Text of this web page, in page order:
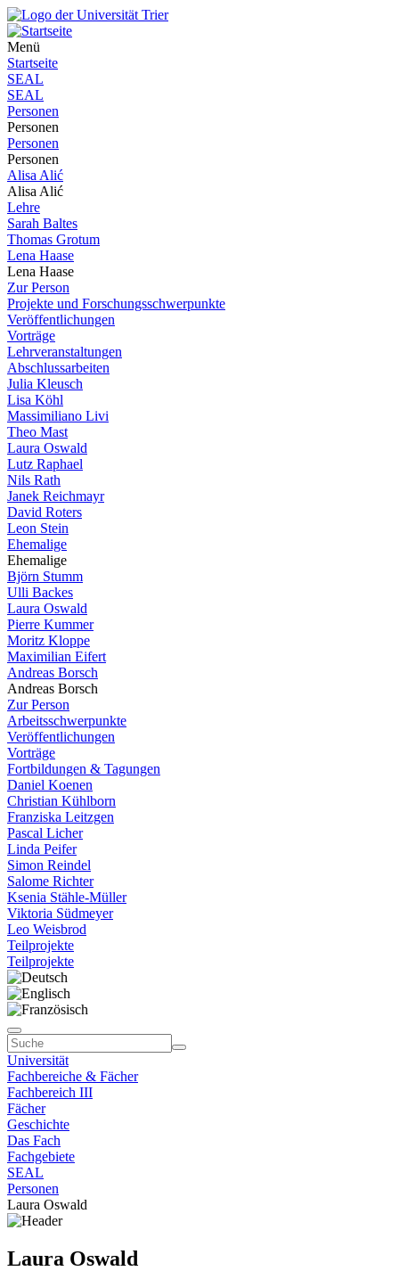
Menü
Startseite
SEAL
SEAL
Personen
Personen
Personen
Personen
Alisa Alić
Alisa Alić
Lehre
Sarah Baltes
Thomas Grotum
Lena Haase
Lena Haase
Zur Person
Projekte und Forschungsschwerpunkte
Veröffentlichungen
Vorträge
Lehrveranstaltungen
Abschlussarbeiten
Julia Kleusch
Lisa Köhl
Massimiliano Livi
Theo Mast
Laura Oswald
Lutz Raphael
Nils Rath
Janek Reichmayr
David Roters
Leon Stein
Ehemalige
Ehemalige
Björn Stumm
Ulli Backes
Laura Oswald
Pierre Kummer
Moritz Kloppe
Maximilian Eifert
Andreas Borsch
Andreas Borsch
Zur Person
Arbeitsschwerpunkte
Veröffentlichungen
Vorträge
Fortbildungen & Tagungen
Daniel Koenen
Christian Kühlborn
Franziska Leitzgen
Pascal Licher
Linda Peifer
Simon Reindel
Salome Richter
Ksenia Stähle-Müller
Viktoria Südmeyer
Leo Weisbrod
Teilprojekte
Teilprojekte
Universität
Fachbereiche & Fächer
Fachbereich III
Fächer
Geschichte
Das Fach
Fachgebiete
SEAL
Personen
Laura Oswald
Laura Oswald